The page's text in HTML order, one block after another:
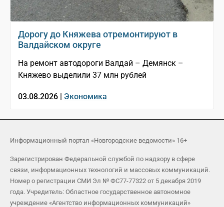
Дорогу до Княжева отремонтируют в
Валдайском округе
На ремонт автодороги Валдай – Демянск –
Княжево выделили 37 млн рублей
03.08.2026 | Экономика
Информационный портал «Новгородские ведомости» 16+
Зарегистрирован Федеральной службой по надзору в сфере
связи, информационных технологий и массовых коммуникаций.
Номер о регистрации СМИ Эл № ФС77-77322 от 5 декабря 2019
года. Учредитель: Областное государственное автономное
учреждение «Агентство информационных коммуникаций»